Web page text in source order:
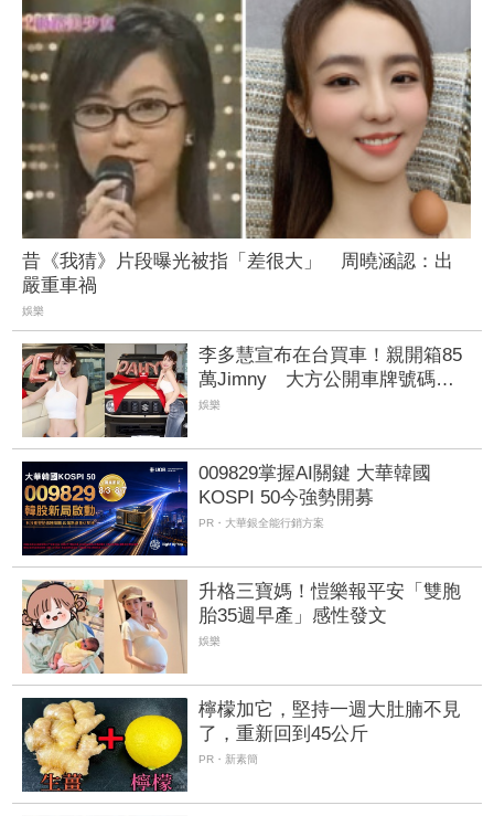
昔《我猜》片段曝光被指「差很大」 周曉涵認：出
嚴重車禍
娛樂
李多慧宣布在台買車！親開箱85
萬Jimny 大方公開車牌號碼：
可以跟我打招呼
娛樂
009829掌握AI關鍵 大華韓國
KOSPI 50今強勢開募
PR・大華銀全能行銷方案
升格三寶媽！愷樂報平安「雙胞
胎35週早產」感性發文
娛樂
檸檬加它，堅持一週大肚腩不見
了，重新回到45公斤
PR・新素簡